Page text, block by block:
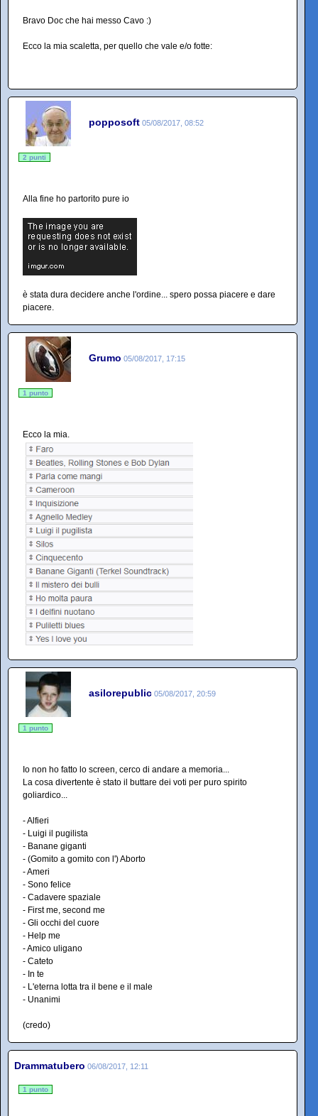
Bravo Doc che hai messo Cavo :)
Ecco la mia scaletta, per quello che vale e/o fotte:
popposoft 05/08/2017, 08:52
2 punti
Alla fine ho partorito pure io
è stata dura decidere anche l'ordine... spero possa piacere e dare
piacere.
Grumo 05/08/2017, 17:15
1 punto
Ecco la mia.
asilorepublic 05/08/2017, 20:59
1 punto
Io non ho fatto lo screen, cerco di andare a memoria...
La cosa divertente è stato il buttare dei voti per puro spirito
goliardico...
- Alfieri
- Luigi il pugilista
- Banane giganti
- (Gomito a gomito con l') Aborto
- Ameri
- Sono felice
- Cadavere spaziale
- First me, second me
- Gli occhi del cuore
- Help me
- Amico uligano
- Cateto
- In te
- L'eterna lotta tra il bene e il male
- Unanimi
(credo)
Drammatubero 06/08/2017, 12:11
1 punto